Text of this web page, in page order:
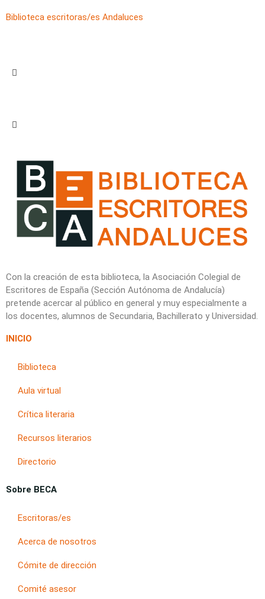
Biblioteca escritoras/es Andaluces
Con la creación de esta biblioteca, la Asociación Colegial de
Escritores de España (Sección Autónoma de Andalucía)
pretende acercar al público en general y muy especialmente a
los docentes, alumnos de Secundaria, Bachillerato y Universidad.
INICIO
Biblioteca
Aula virtual
Crítica literaria
Recursos literarios
Directorio
Sobre BECA
Escritoras/es
Acerca de nosotros
Cómite de dirección
Comité asesor